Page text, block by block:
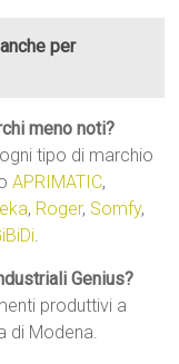
per
meno noti?
tipo di marchio
APRIMATIC,
, Roger, Somfy,
.
Genius?
produttivi a
di Modena.